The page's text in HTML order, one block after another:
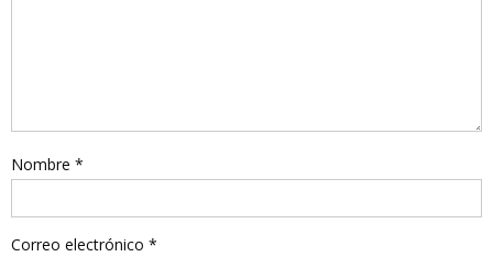
Nombre *
Correo electrónico *